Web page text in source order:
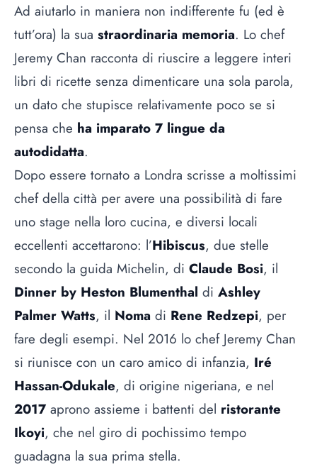
Ad aiutarlo in maniera non indifferente fu (ed è
tutt’ora) la sua straordinaria memoria. Lo chef
Jeremy Chan racconta di riuscire a leggere interi
libri di ricette senza dimenticare una sola parola,
un dato che stupisce relativamente poco se si
pensa che ha imparato 7 lingue da
autodidatta.
Dopo essere tornato a Londra scrisse a moltissimi
chef della città per avere una possibilità di fare
uno stage nella loro cucina, e diversi locali
eccellenti accettarono: l’Hibiscus, due stelle
secondo la guida Michelin, di Claude Bosi, il
Dinner by Heston Blumenthal di Ashley
Palmer Watts, il Noma di Rene Redzepi, per
fare degli esempi. Nel 2016 lo chef Jeremy Chan
si riunisce con un caro amico di infanzia, Iré
Hassan-Odukale, di origine nigeriana, e nel
2017 aprono assieme i battenti del ristorante
Ikoyi, che nel giro di pochissimo tempo
guadagna la sua prima stella.